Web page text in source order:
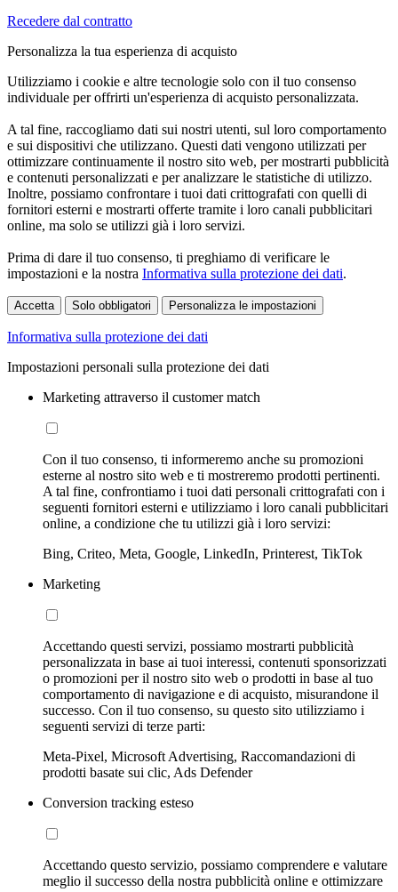
Recedere dal contratto
Personalizza la tua esperienza di acquisto
Utilizziamo i cookie e altre tecnologie solo con il tuo consenso
individuale per offrirti un'esperienza di acquisto personalizzata.
A tal fine, raccogliamo dati sui nostri utenti, sul loro comportamento
e sui dispositivi che utilizzano. Questi dati vengono utilizzati per
ottimizzare continuamente il nostro sito web, per mostrarti pubblicità
e contenuti personalizzati e per analizzare le statistiche di utilizzo.
Inoltre, possiamo confrontare i tuoi dati crittografati con quelli di
fornitori esterni e mostrarti offerte tramite i loro canali pubblicitari
online, ma solo se utilizzi già i loro servizi.
Prima di dare il tuo consenso, ti preghiamo di verificare le
impostazioni e la nostra Informativa sulla protezione dei dati.
Accetta Solo obbligatori Personalizza le impostazioni
Informativa sulla protezione dei dati
Impostazioni personali sulla protezione dei dati
Marketing attraverso il customer match
Con il tuo consenso, ti informeremo anche su promozioni
esterne al nostro sito web e ti mostreremo prodotti pertinenti.
A tal fine, confrontiamo i tuoi dati personali crittografati con i
seguenti fornitori esterni e utilizziamo i loro canali pubblicitari
online, a condizione che tu utilizzi già i loro servizi:
Bing, Criteo, Meta, Google, LinkedIn, Printerest, TikTok
Marketing
Accettando questi servizi, possiamo mostrarti pubblicità
personalizzata in base ai tuoi interessi, contenuti sponsorizzati
o promozioni per il nostro sito web o prodotti in base al tuo
comportamento di navigazione e di acquisto, misurandone il
successo. Con il tuo consenso, su questo sito utilizziamo i
seguenti servizi di terze parti:
Meta-Pixel, Microsoft Advertising, Raccomandazioni di
prodotti basate sui clic, Ads Defender
Conversion tracking esteso
Accettando questo servizio, possiamo comprendere e valutare
meglio il successo della nostra pubblicità online e ottimizzare